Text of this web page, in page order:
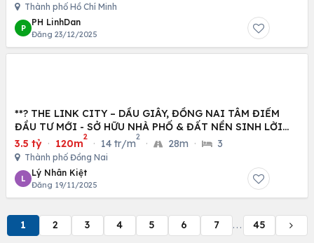
Thành phố Hồ Chí Minh
P
PH LinhDan
Đăng 23/12/2025
**? THE LINK CITY – DẦU GIÂY, ĐỒNG NAI TÂM ĐIỂM
ĐẦU TƯ MỚI - SỞ HỮU NHÀ PHỐ & ĐẤT NỀN SINH LỜI
CAO
3.5 tỷ · 120m
2
· 14 tr/m
2
· 28m · 3
Thành phố Đồng Nai
L
Lý Nhân Kiệt
Đăng 19/11/2025
1 2 3 4 5 6 7 ... 45